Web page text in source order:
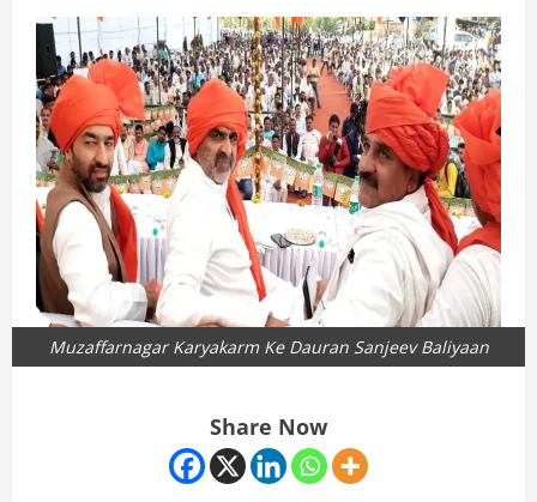
Muzaffarnagar Karyakarm Ke Dauran Sanjeev Baliyaan
Share Now